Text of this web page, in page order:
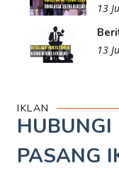
13
13
IKLAN
HUBUNGI
PASANG